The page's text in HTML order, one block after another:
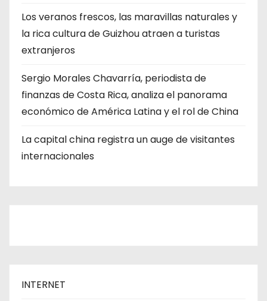
Los veranos frescos, las maravillas naturales y
la rica cultura de Guizhou atraen a turistas
extranjeros
Sergio Morales Chavarría, periodista de
finanzas de Costa Rica, analiza el panorama
económico de América Latina y el rol de China
La capital china registra un auge de visitantes
internacionales
INTERNET